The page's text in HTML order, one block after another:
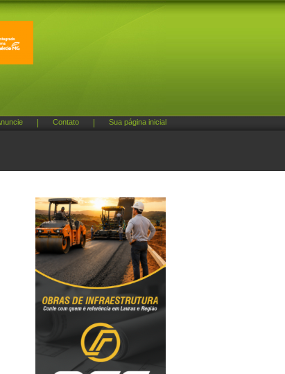
Contato Sua página inicial